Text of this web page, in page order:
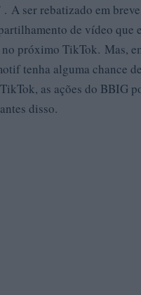
. A ser rebatizado em
de vídeo que
próximo TikTok. Mas,
tenha alguma chance
as ações do BBIG
disso.